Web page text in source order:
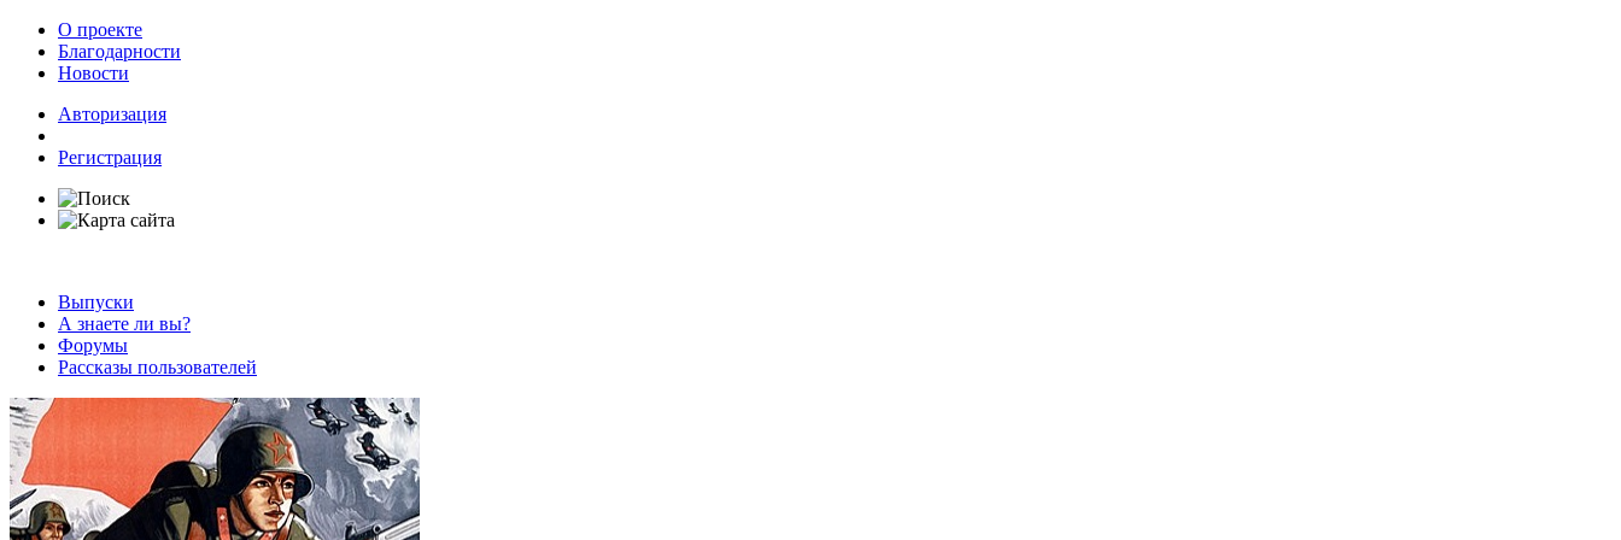
О проекте
Благодарности
Новости
Авторизация
Регистрация
Выпуски
А знаете ли вы?
Форумы
Рассказы пользователей